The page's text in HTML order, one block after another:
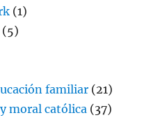
(1)
(5)
familiar (21)
moral católica (37)